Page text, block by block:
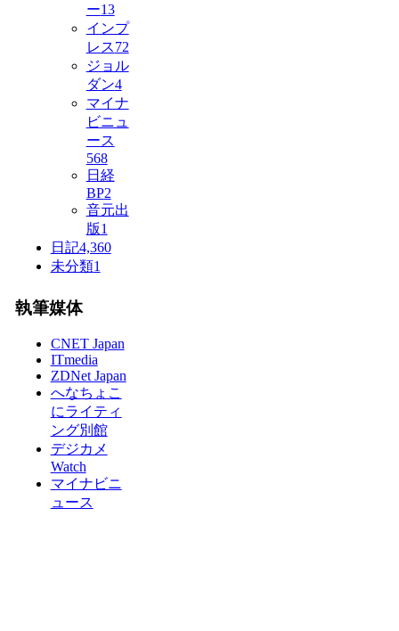
ー13
インプ
レス72
ジョル
ダン4
マイナ
ビニュ
ース
568
日経
BP2
音元出
版1
日記4,360
未分類1
執筆媒体
CNET Japan
ITmedia
ZDNet Japan
へなちょこ
にライティ
ング別館
デジカメ
Watch
マイナビニ
ュース